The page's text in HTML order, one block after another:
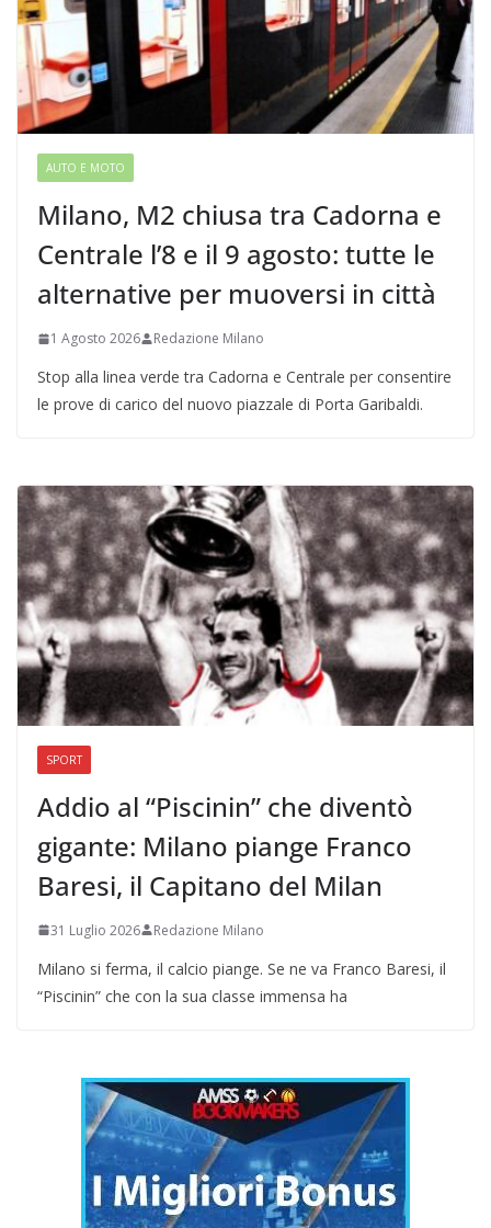
AUTO E MOTO
Milano, M2 chiusa tra Cadorna e
Centrale l’8 e il 9 agosto: tutte le
alternative per muoversi in città
1 Agosto 2026 Redazione Milano
Stop alla linea verde tra Cadorna e Centrale per consentire
le prove di carico del nuovo piazzale di Porta Garibaldi.
SPORT
Addio al “Piscinin” che diventò
gigante: Milano piange Franco
Baresi, il Capitano del Milan
31 Luglio 2026 Redazione Milano
Milano si ferma, il calcio piange. Se ne va Franco Baresi, il
“Piscinin” che con la sua classe immensa ha